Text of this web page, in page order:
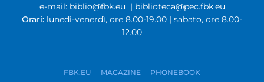
e-mail: biblio@fbk.eu | biblioteca@pec.fbk.eu
Orari: lunedì-venerdì, ore 8.00-19.00 | sabato, ore 8.00-
12.00
FBK.EU MAGAZINE PHONEBOOK